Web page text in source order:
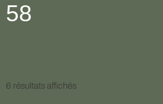
58
6 résultats affichésdu